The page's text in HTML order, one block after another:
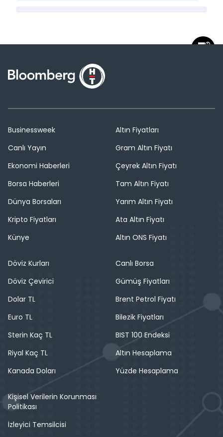
Businessweek
Canlı Yayın
Ekonomi Haberleri
Borsa Haberleri
Dünya Borsaları
Kripto Fiyatları
Künye
Altın Fiyatları
Gram Altın Fiyatı
Çeyrek Altın Fiyatı
Tam Altın Fiyatı
Yarım Altın Fiyatı
Ata Altın Fiyatı
Altın ONS Fiyatı
Döviz Kurları
Döviz Çevirici
Dolar TL
Euro TL
Sterin Kaç TL
Riyal Kaç TL
Kanada Doları
Canlı Borsa
Gümüş Fiyatları
Brent Petrol Fiyatı
Bilezik Fiyatları
BIST 100 Endeksi
Altın Hesaplama
Yüzde Hesaplama
Kişisel Verilerin Korunması
Politikası
İzleyici Temsilcisi